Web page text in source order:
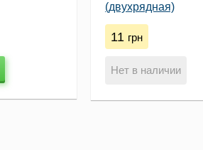
(двухрядная)
11 грн
Нет в наличии